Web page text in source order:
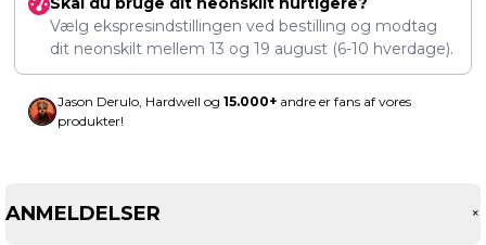
Vælg ekspresindstillingen ved bestilling og modtag
dit neonskilt mellem 13 og 19 august (6-10 hverdage).
Jason Derulo, Hardwell og 15.000+ andre er fans af vores
produkter!
ANMELDELSER +